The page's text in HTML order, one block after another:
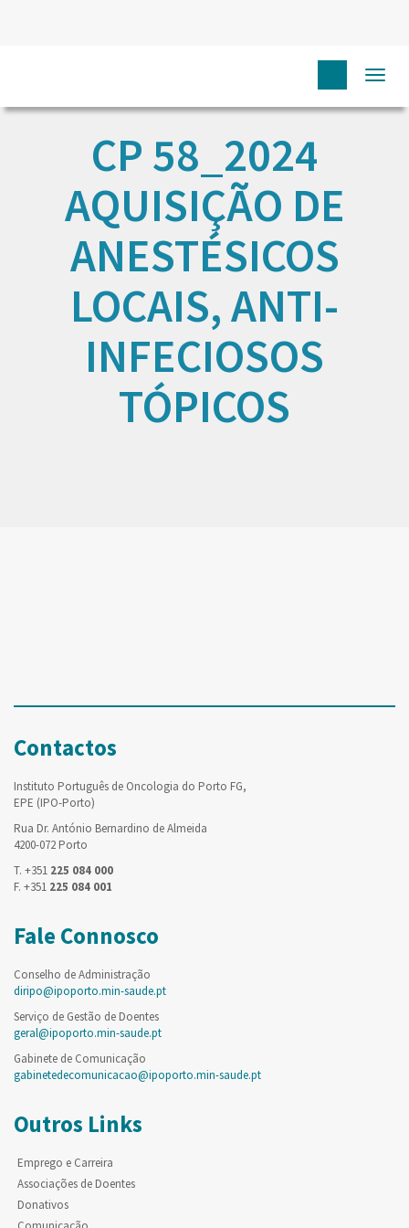
CP 58_2024
AQUISIÇÃO DE
ANESTÉSICOS
LOCAIS, ANTI-
INFECIOSOS
TÓPICOS
Contactos
Instituto Português de Oncologia do Porto FG,
EPE (IPO-Porto)
Rua Dr. António Bernardino de Almeida
4200-072 Porto
T. +351 225 084 000
F. +351 225 084 001
Fale Connosco
Conselho de Administração
diripo@ipoporto.min-saude.pt
Serviço de Gestão de Doentes
geral@ipoporto.min-saude.pt
Gabinete de Comunicação
gabinetedecomunicacao@ipoporto.min-saude.pt
Outros Links
Emprego e Carreira
Associações de Doentes
Donativos